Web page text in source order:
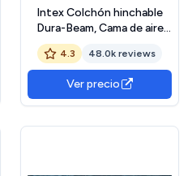
Intex Colchón hinchable
Dura-Beam, Cama de aire
inflable para camping Color
Azul, acampada
4.3 48.0k reviews
Ver precio